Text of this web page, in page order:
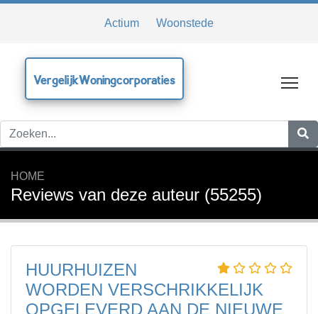
Actium Woonstede
VergelijkWoningcorporaties
HOME
Reviews van deze auteur (55255)
HUURHUIZEN
WORDEN VERSCHRIKKELIJK
OPGELEVERD AAN DE NIEUWE